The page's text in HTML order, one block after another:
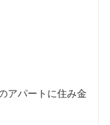
アパートに住み金